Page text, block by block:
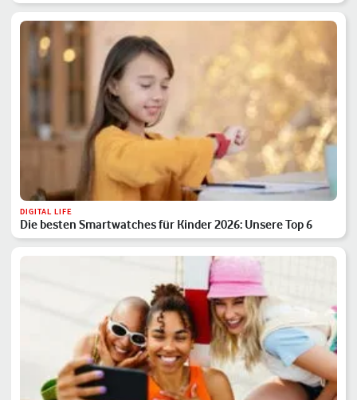
DIGITAL LIFE
Die besten Smartwatches für Kinder 2026: Unsere Top 6